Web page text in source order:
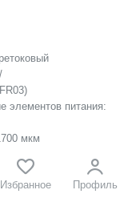
Избранное Профиль
элементов питания:
мкм
0,1 мкм в